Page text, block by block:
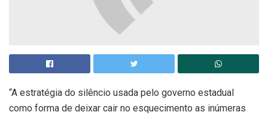
“A estratégia do silêncio usada pelo governo estadual
como forma de deixar cair no esquecimento as inúmeras